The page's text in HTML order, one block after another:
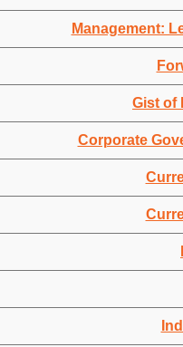
Management:
Gist of
Corporate